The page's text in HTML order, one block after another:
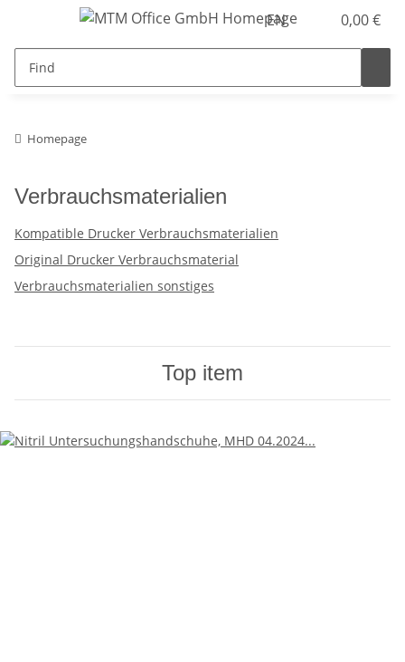
EN 0,00 €
Homepage
Verbrauchsmaterialien
Kompatible Drucker Verbrauchsmaterialien
Original Drucker Verbrauchsmaterial
Verbrauchsmaterialien sonstiges
Top item